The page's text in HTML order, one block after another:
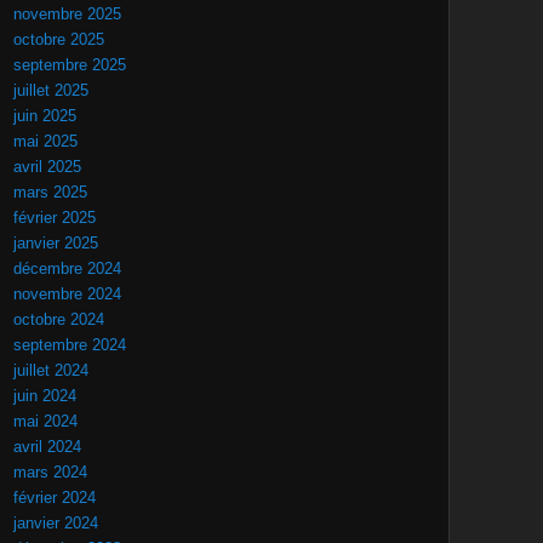
novembre 2025
octobre 2025
septembre 2025
juillet 2025
juin 2025
mai 2025
avril 2025
mars 2025
février 2025
janvier 2025
décembre 2024
novembre 2024
octobre 2024
septembre 2024
juillet 2024
juin 2024
mai 2024
avril 2024
mars 2024
février 2024
janvier 2024